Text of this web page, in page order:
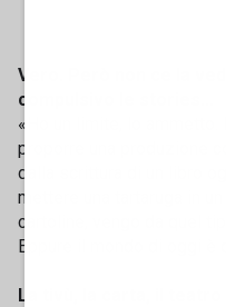
Vero. Però non ce la
compulsivo le stories...
«Ho un limite, lo ammetto.
proporre una produzione
dalla scrittura di un libro
mettere una tartaruga in
cartoline, vengo da quel
Eppure il mondo di oggi è
La tivù, la carta, il teatro